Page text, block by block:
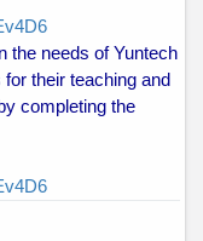
the needs of Yuntech
their teaching and
completing the